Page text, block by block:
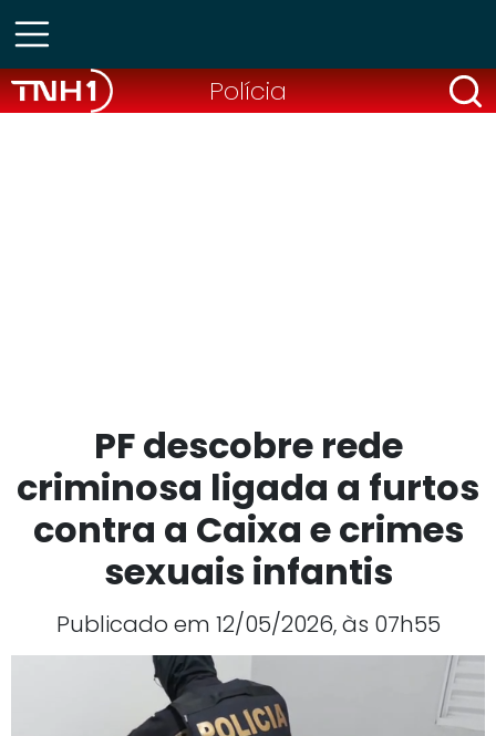
Polícia
PF descobre rede
criminosa ligada a furtos
contra a Caixa e crimes
sexuais infantis
Publicado em 12/05/2026, às 07h55